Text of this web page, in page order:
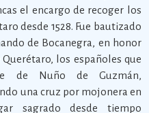
el encargo de recoger los
desde 1528. Fue bautizado
de Bocanegra, en honor
los españoles que
de Nuño de Guzmán,
una cruz por mojonera en
sagrado desde tiempo